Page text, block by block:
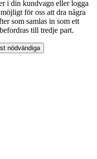
i din kundvagn eller logga
för oss att dra några
som samlas in som ett
till tredje part.
nödvändiga